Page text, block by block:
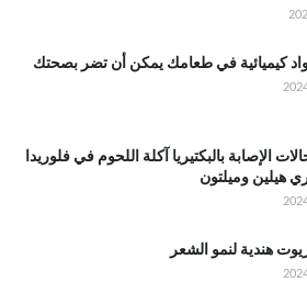
الإصابة بالبكتيريا آكلة اللحوم في فلوريدا
هيلين وميلتون